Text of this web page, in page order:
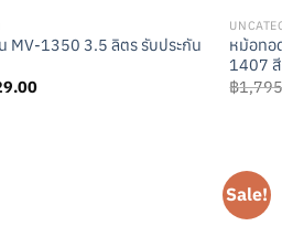
MV-1350 3.5 ลิตร รับประกัน
Current
หม้อทอ
1407
฿
Sale!